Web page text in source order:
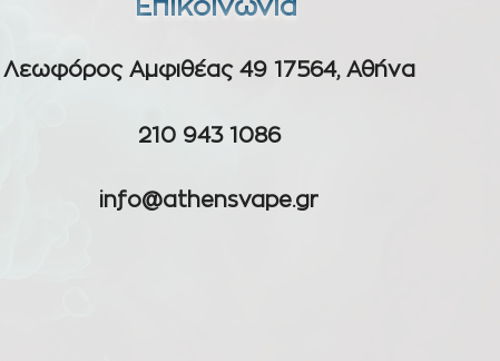
Επικοινωνία
Λεωφόρος Αμφιθέας 49 17564, Αθήνα
210 943 1086
info@athensvape.gr